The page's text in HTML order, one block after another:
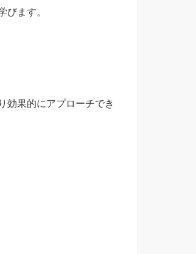
ます。
効果的にアプローチでき